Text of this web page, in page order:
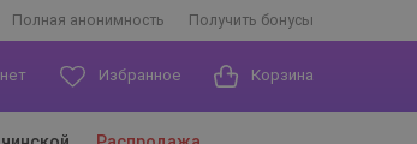
Полная анонимность Получить бонусы
Избранное Корзина